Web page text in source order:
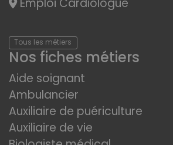
Emploi Cardiologue
Tous les métiers
Nos fiches métiers
Aide soignant
Ambulancier
Auxiliaire de puériculture
Auxiliaire de vie